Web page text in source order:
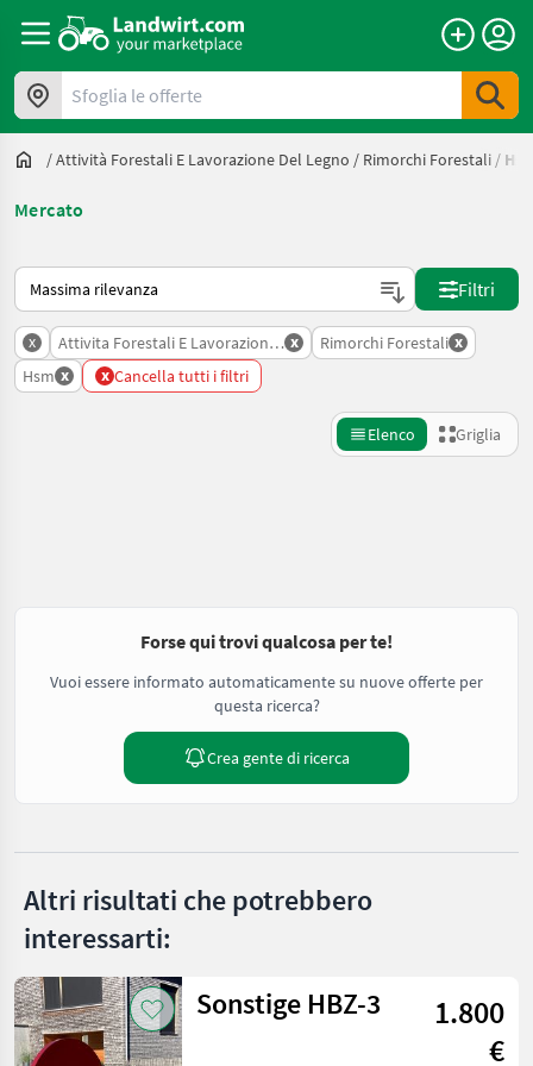
Sfoglia le offerte
/Attività Forestali E Lavorazione Del Legno / Rimorchi Forestali /
Mercato
Ecco come viene ordinato su Landwirt.com
Filtri
x Attivita Forestali E Lavorazione Del Legno
x Rimorchi Forestali x
Hsm x x Cancella tutti i filtri
Elenco Griglia
Forse qui trovi qualcosa per te!
Vuoi essere informato automaticamente su nuove offerte per
questa ricerca?
Crea gente di ricerca
Altri risultati che potrebbero
interessarti:
Sonstige HBZ-3
1.800
€